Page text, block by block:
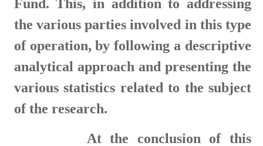
Fund. This, in addition to addressing
the various parties involved in this type
of operation, by following a descriptive
analytical approach and presenting the
various statistics related to the subject
of the research.
At the conclusion of this